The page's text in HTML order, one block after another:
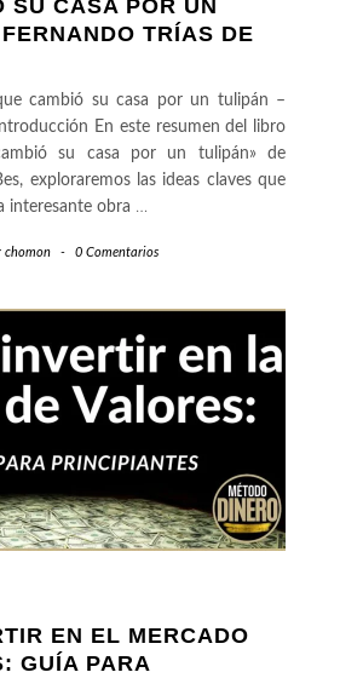
SU CASA POR UN
TRÍAS DE
cambió su casa por un tulipán –
En este resumen del libro
su casa por un tulipán» de
exploraremos las ideas claves que
interesante obra …
chomon - 0 Comentarios
EN EL MERCADO
GUÍA PARA